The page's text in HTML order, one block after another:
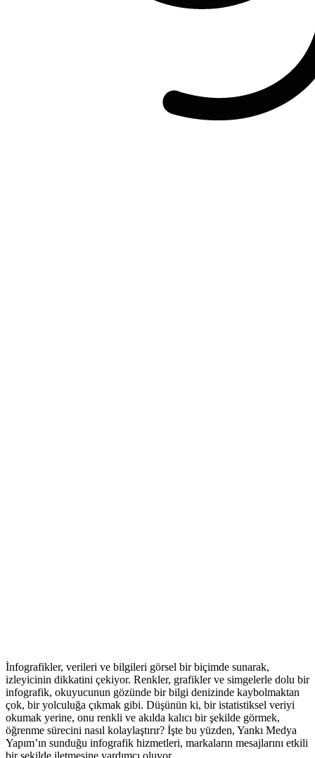
İnfografikler, verileri ve bilgileri görsel bir biçimde sunarak,
izleyicinin dikkatini çekiyor. Renkler, grafikler ve simgelerle dolu bir
infografik, okuyucunun gözünde bir bilgi denizinde kaybolmaktan
çok, bir yolculuğa çıkmak gibi. Düşünün ki, bir istatistiksel veriyi
okumak yerine, onu renkli ve akılda kalıcı bir şekilde görmek,
öğrenme sürecini nasıl kolaylaştırır? İşte bu yüzden, Yankı Medya
Yapım’ın sunduğu infografik hizmetleri, markaların mesajlarını etkili
bir şekilde iletmesine yardımcı oluyor.